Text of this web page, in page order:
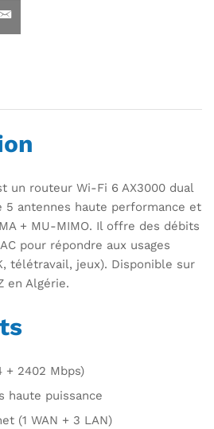
un routeur Wi-Fi 6 AX3000 dual
5 antennes haute performance et
+ MU-MIMO. Il offre des débits
pour répondre aux usages
télétravail, jeux). Disponible sur
en Algérie.
+ 2402 Mbps)
haute puissance
(1 WAN + 3 LAN)